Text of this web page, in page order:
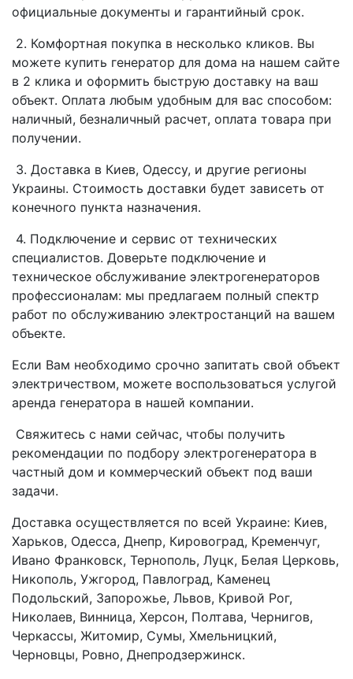
официальные документы и гарантийный срок.
2. Комфортная покупка в несколько кликов. Вы
можете купить генератор для дома на нашем сайте
в 2 клика и оформить быструю доставку на ваш
объект. Оплата любым удобным для вас способом:
наличный, безналичный расчет, оплата товара при
получении.
3. Доставка в Киев, Одессу, и другие регионы
Украины. Стоимость доставки будет зависеть от
конечного пункта назначения.
4. Подключение и сервис от технических
специалистов. Доверьте подключение и
техническое обслуживание электрогенераторов
профессионалам: мы предлагаем полный спектр
работ по обслуживанию электростанций на вашем
объекте.
Если Вам необходимо срочно запитать свой объект
электричеством, можете воспользоваться услугой
аренда генератора в нашей компании.
Свяжитесь с нами сейчас, чтобы получить
рекомендации по подбору электрогенератора в
частный дом и коммерческий объект под ваши
задачи.
Доставка осуществляется по всей Украине: Киев,
Харьков, Одесса, Днепр, Кировоград, Кременчуг,
Ивано Франковск, Тернополь, Луцк, Белая Церковь,
Никополь, Ужгород, Павлоград, Каменец
Подольский, Запорожье, Львов, Кривой Рог,
Николаев, Винница, Херсон, Полтава, Чернигов,
Черкассы, Житомир, Сумы, Хмельницкий,
Черновцы, Ровно, Днепродзержинск.